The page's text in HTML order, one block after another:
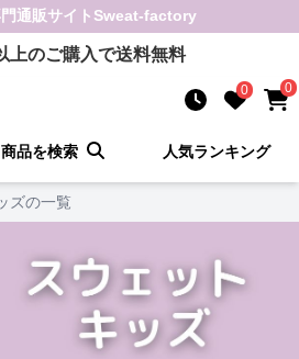
通販サイト Sweat-factory
上のご購入で送料無料
0 0
商品を検索 人気ランキング
ズの一覧